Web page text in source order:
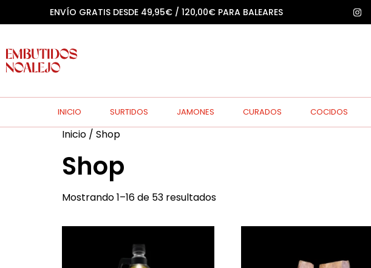
ENVÍO GRATIS DESDE 49,95€ / 120,00€ PARA BALEARES
INICIO SURTIDOS JAMONES CURADOS COCIDOS
Inicio / Shop
Shop
Mostrando 1–16 de 53 resultados